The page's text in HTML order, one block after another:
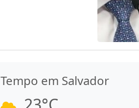
Tempo em Salvador